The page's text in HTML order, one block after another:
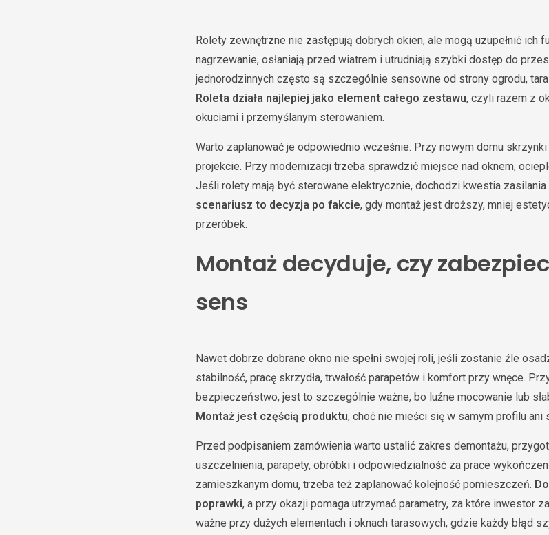
Rolety zewnętrzne nie zastępują dobrych okien, ale mogą uzupełnić ich
nagrzewanie, osłaniają przed wiatrem i utrudniają szybki dostęp do
jednorodzinnych często są szczególnie sensowne od strony ogrodu,
Roleta działa najlepiej jako element całego zestawu, czyli razem z
okuciami i przemyślanym sterowaniem.
Warto zaplanować je odpowiednio wcześnie. Przy nowym domu
projekcie. Przy modernizacji trzeba sprawdzić miejsce nad oknem,
Jeśli rolety mają być sterowane elektrycznie, dochodzi kwestia zasilania
scenariusz to decyzja po fakcie, gdy montaż jest droższy, mniej
przeróbek.
Montaż decyduje, czy
sens
Nawet dobrze dobrane okno nie spełni swojej roli, jeśli zostanie źle
stabilność, pracę skrzydła, trwałość parapetów i komfort przy wnęce.
bezpieczeństwo, jest to szczególnie ważne, bo luźne mocowanie lub
Montaż jest częścią produktu, choć nie mieści się w samym profilu ani
Przed podpisaniem zamówienia warto ustalić zakres demontażu,
uszczelnienia, parapety, obróbki i odpowiedzialność za prace
zamieszkanym domu, trzeba też zaplanować kolejność pomieszczeń.
poprawki, a przy okazji pomaga utrzymać parametry, za które inwestor
ważne przy dużych elementach i oknach tarasowych, gdzie każdy błąd